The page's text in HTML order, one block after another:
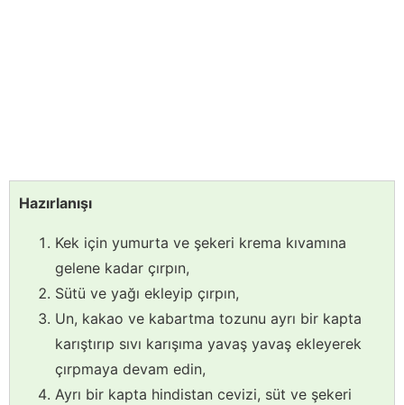
Hazırlanışı
Kek için yumurta ve şekeri krema kıvamına
gelene kadar çırpın,
Sütü ve yağı ekleyip çırpın,
Un, kakao ve kabartma tozunu ayrı bir kapta
karıştırıp sıvı karışıma yavaş yavaş ekleyerek
çırpmaya devam edin,
Ayrı bir kapta hindistan cevizi, süt ve şekeri